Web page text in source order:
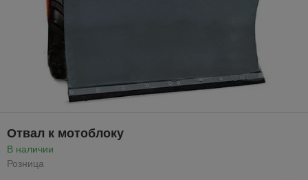
Отвал к мотоблоку
В наличии
Розница